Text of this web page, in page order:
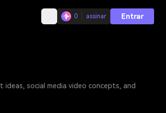
0 assinar Entrar
social media video concepts, and